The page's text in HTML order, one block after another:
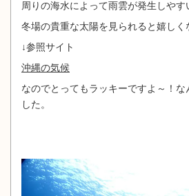
周りの海水によって雨雲が発生しやす
冬場の貴重な太陽を見られると嬉しく
↓参照サイト
沖縄の気候
なのでとってもラッキーですよ～！な
した。